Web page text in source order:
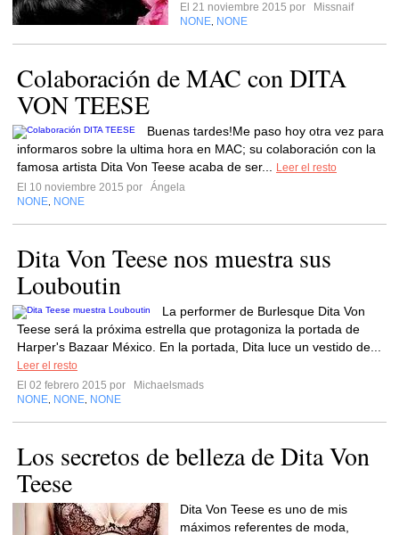
El 21 noviembre 2015 por
Missnaif
NONE NONE
Colaboración de MAC con DITA
VON TEESE
Buenas tardes!Me paso hoy otra vez para
informaros sobre la ultima hora en MAC; su colaboración con la
famosa artista Dita Von Teese acaba de ser...
Leer el resto
El 10 noviembre 2015 por
Ángela
NONE NONE
Dita Von Teese nos muestra sus
Louboutin
La performer de Burlesque Dita Von
Teese será la próxima estrella que protagoniza la portada de
Harper's Bazaar México. En la portada, Dita luce un vestido de...
Leer el resto
El 02 febrero 2015 por
Michaelsmads
NONE NONE NONE
Los secretos de belleza de Dita Von
Teese
Dita Von Teese es uno de mis
máximos referentes de moda,